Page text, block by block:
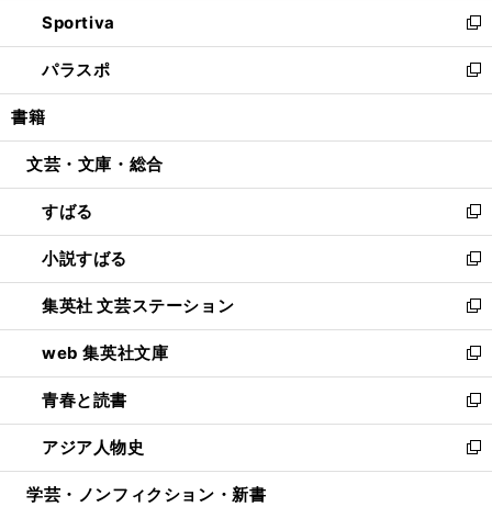
く
ド
ウ
で
開
ィ
ン
ド
ウ
開
い
ウ
ィ
ン
ウ
開
く
Sportiva
新
し
い
ウ
ン
ウ
で
開
く
パラスポ
新
し
ウ
ン
ド
ウ
で
開
く
書籍
文芸・文庫・総合
すばる
新
し
い
ウ
ィ
ン
ド
ウ
で
開
く
小説すばる
新
し
い
ウ
ィ
ン
ド
ウ
で
開
集英社 文芸ステーション
新
し
い
ウ
ィ
ン
ド
ウ
web 集英社文庫
新
し
い
ウ
ィ
ン
青春と読書
新
し
い
ウ
アジア人物史
新
し
学芸・ノンフィクション・新書